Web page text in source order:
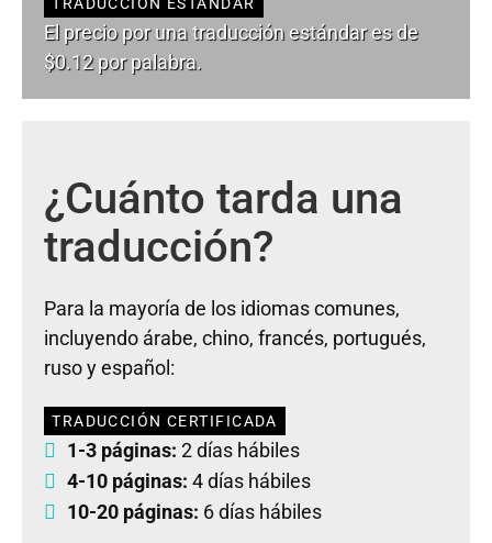
El precio por una traducción estándar es de
$0.12 por palabra.
¿Cuánto tarda una
traducción?
Para la mayoría de los idiomas comunes,
incluyendo árabe, chino, francés, portugués,
ruso y español:
TRADUCCIÓN CERTIFICADA
1-3 páginas: 2 días hábiles
4-10 páginas: 4 días hábiles
10-20 páginas: 6 días hábiles